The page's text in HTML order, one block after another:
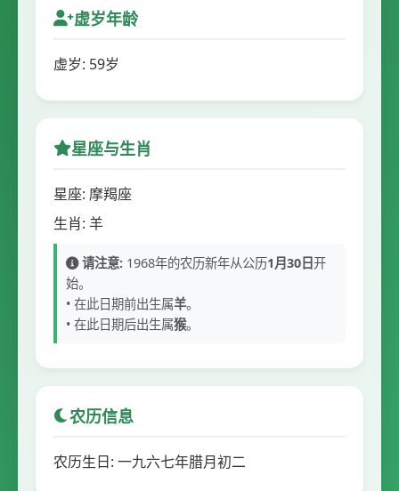
虚岁年龄
虚岁: 59岁
星座与生肖
星座: 摩羯座
生肖: 羊
请注意: 1968年的农历新年从公历1月30日开
始。
• 在此日期前出生属羊。
• 在此日期后出生属猴。
农历信息
农历生日: 一九六七年腊月初二